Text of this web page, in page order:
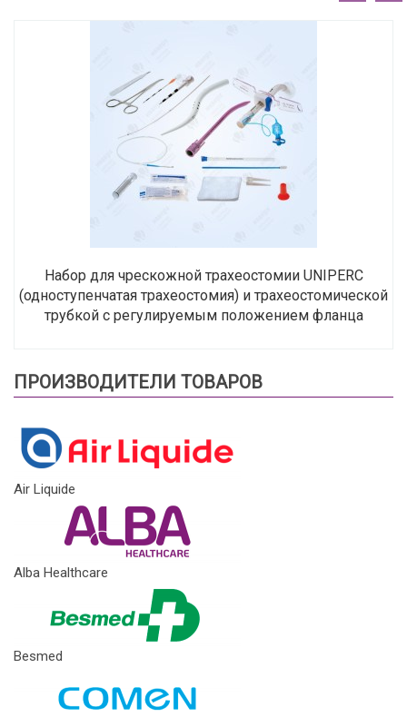
Набор для чрескожной трахеостомии UNIPERC
(одноступенчатая трахеостомия) и трахеостомической
трубкой с регулируемым положением фланца
ПРОИЗВОДИТЕЛИ ТОВАРОВ
Air Liquide
Alba Healthcare
Besmed